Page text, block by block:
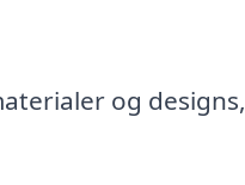
og designs,